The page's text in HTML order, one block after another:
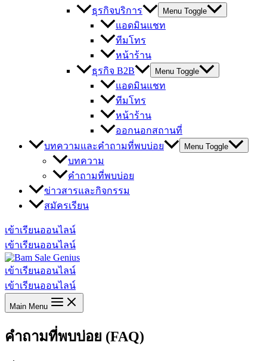
ธุรกิจบริการ
Menu Toggle
แอดมินแชท
ทีมโทร
หน้าร้าน
ธุรกิจ B2B
Menu Toggle
แอดมินแชท
ทีมโทร
หน้าร้าน
ออกนอกสถานที่
บทความและคำถามที่พบบ่อย
Menu Toggle
บทความ
คำถามที่พบบ่อย
ข่าวสารและกิจกรรม
สมัครเรียน
เข้าเรียนออนไลน์
เข้าเรียนออนไลน์
เข้าเรียนออนไลน์
เข้าเรียนออนไลน์
Main Menu
คำถามที่พบบ่อย (FAQ)